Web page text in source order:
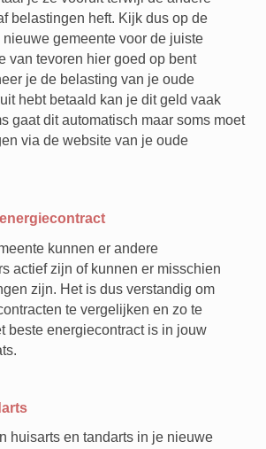
belastingen heft. Kijk dus op de
gemeente voor de juiste
van tevoren hier goed op bent
je de belasting van je oude
hebt betaald kan je dit geld vaak
gaat dit automatisch maar soms moet
via de website van je oude
kunnen er andere
actief zijn of kunnen er misschien
zijn. Het is dus verstandig om
te vergelijken en zo te
beste energiecontract is in jouw
huisarts en tandarts in je nieuwe